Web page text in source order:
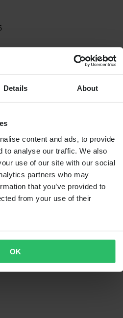
Details About
content and ads, to provide
to analyse our traffic. We also
use of our site with our social
partners who may
that you’ve provided to
from your use of their
OK